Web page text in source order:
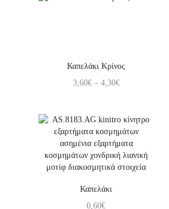
Καπελάκι Κρίνος
3,60€ – 4,30€
Καπελάκι
0,60€